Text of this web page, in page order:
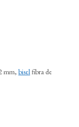
mm, bisel fibra de